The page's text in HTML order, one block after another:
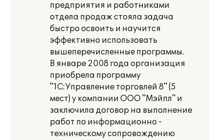
предприятия и работниками
отдела продаж стояла задача
быстро освоить и научится
эффективно использовать
вышеперечисленные программы.
В январе 2008 года организация
приобрела программу
"1С:Управление торговлей 8" (5
мест) у компании ООО "Мэйпл" и
заключила договор на выполнение
работ по информационно -
техническому сопровождению